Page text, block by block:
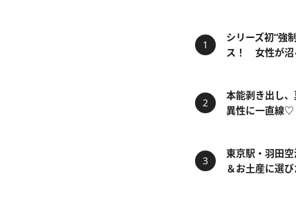
シリーズ初“強
ス！ 女性が沼
本能剥き出し
異性に一直線
東京駅・羽田
＆お土産に選